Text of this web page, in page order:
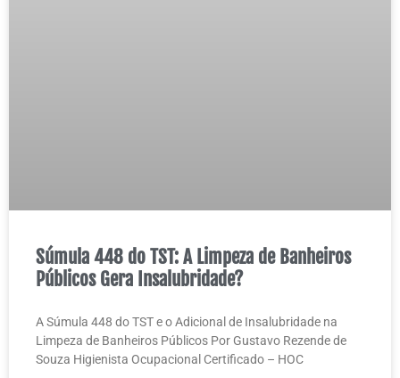
Súmula 448 do TST: A Limpeza de Banheiros
Públicos Gera Insalubridade?
A Súmula 448 do TST e o Adicional de Insalubridade na
Limpeza de Banheiros Públicos Por Gustavo Rezende de
Souza Higienista Ocupacional Certificado – HOC